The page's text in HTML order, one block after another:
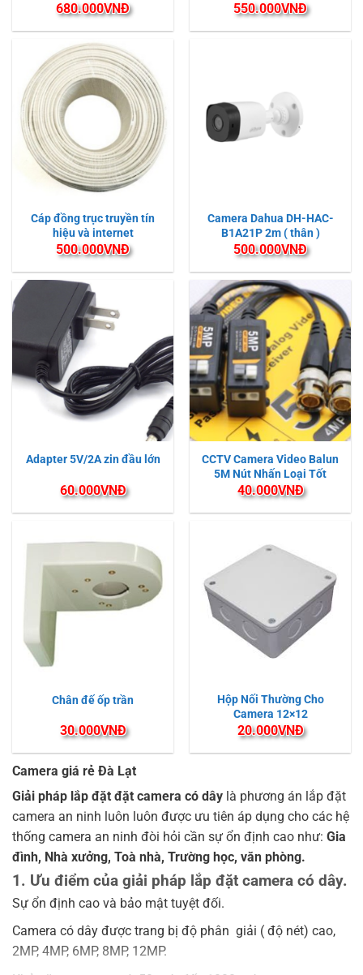
680.000VNĐ 550.000VNĐ
Cáp đồng trục truyền tín
hiệu và internet
500.000VNĐ
Camera Dahua DH-HAC-
B1A21P 2m ( thân )
500.000VNĐ
Adapter 5V/2A zin đầu lớn
60.000VNĐ
CCTV Camera Video Balun
5M Nút Nhấn Loại Tốt
40.000VNĐ
Chân đế ốp trần
30.000VNĐ
Hộp Nối Thường Cho
Camera 12×12
20.000VNĐ
Camera giá rẻ Đà Lạt
Giải pháp lắp đặt đặt camera có dây là phương án lắp đặt
camera an ninh luôn luôn được ưu tiên áp dụng cho các hệ
thống camera an ninh đòi hỏi cần sự ổn định cao như: Gia
đình, Nhà xưởng, Toà nhà, Trường học, văn phòng.
1. Ưu điểm của giải pháp lắp đặt camera có dây.
Sự ổn định cao và bảo mật tuyệt đối.
Camera có dây được trang bị độ phân giải ( độ nét) cao,
2MP, 4MP, 6MP, 8MP, 12MP.